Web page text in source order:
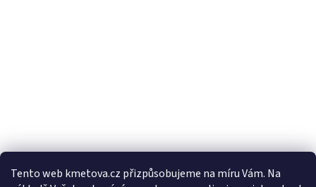
Tento web kmetova.cz přizpůsobujeme na míru Vám. Na